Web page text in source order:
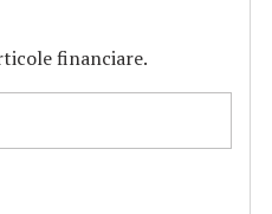
financiare.